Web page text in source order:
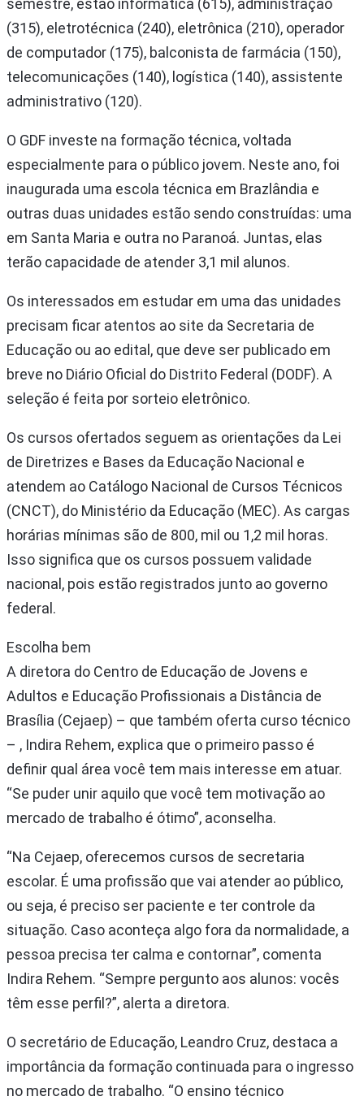
semestre, estão informática (615), administração
(315), eletrotécnica (240), eletrônica (210), operador
de computador (175), balconista de farmácia (150),
telecomunicações (140), logística (140), assistente
administrativo (120).
O GDF investe na formação técnica, voltada
especialmente para o público jovem. Neste ano, foi
inaugurada uma escola técnica em Brazlândia e
outras duas unidades estão sendo construídas: uma
em Santa Maria e outra no Paranoá. Juntas, elas
terão capacidade de atender 3,1 mil alunos.
Os interessados em estudar em uma das unidades
precisam ficar atentos ao site da Secretaria de
Educação ou ao edital, que deve ser publicado em
breve no Diário Oficial do Distrito Federal (DODF). A
seleção é feita por sorteio eletrônico.
Os cursos ofertados seguem as orientações da Lei
de Diretrizes e Bases da Educação Nacional e
atendem ao Catálogo Nacional de Cursos Técnicos
(CNCT), do Ministério da Educação (MEC). As cargas
horárias mínimas são de 800, mil ou 1,2 mil horas.
Isso significa que os cursos possuem validade
nacional, pois estão registrados junto ao governo
federal.
Escolha bem
A diretora do Centro de Educação de Jovens e
Adultos e Educação Profissionais a Distância de
Brasília (Cejaep) – que também oferta curso técnico
– , Indira Rehem, explica que o primeiro passo é
definir qual área você tem mais interesse em atuar.
“Se puder unir aquilo que você tem motivação ao
mercado de trabalho é ótimo”, aconselha.
“Na Cejaep, oferecemos cursos de secretaria
escolar. É uma profissão que vai atender ao público,
ou seja, é preciso ser paciente e ter controle da
situação. Caso aconteça algo fora da normalidade, a
pessoa precisa ter calma e contornar”, comenta
Indira Rehem. “Sempre pergunto aos alunos: vocês
têm esse perfil?”, alerta a diretora.
O secretário de Educação, Leandro Cruz, destaca a
importância da formação continuada para o ingresso
no mercado de trabalho. “O ensino técnico